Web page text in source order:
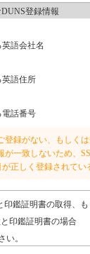
登録情報
語会社名
語住所
話番号
登録がない、もしく
一致しないため、
正しく登録されてい
印鑑証明書の取得、
印鑑証明書の場合
い。